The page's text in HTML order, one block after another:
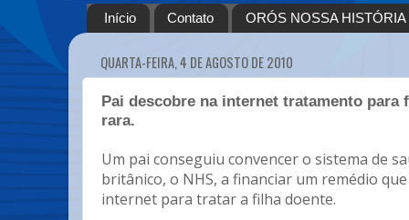
Início Contato ORÓS NOSSA HISTÓRIA
QUARTA-FEIRA, 4 DE AGOSTO DE 2010
Pai descobre na internet tratamento para
rara.
Um pai conseguiu convencer o sistema de
britânico, o NHS, a financiar um remédio
internet para tratar a filha doente.